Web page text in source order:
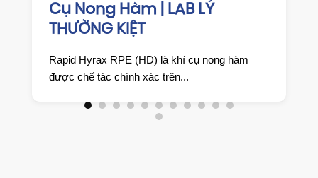
DUY TRÌ KẾT QUẢ CHỈNH NHA
HIỆU QUẢ TỪ LAB LÝ THƯỜNG
🔹 Giới thiệu chung Hawley Retainer là khí cụ
duy trì tháo lắp kinh điển,...